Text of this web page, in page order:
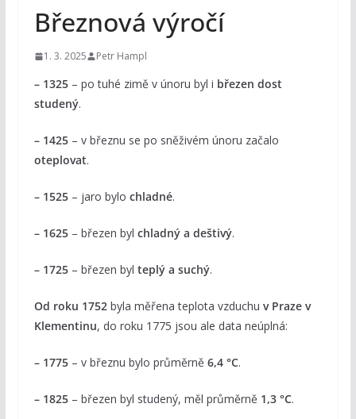
Březnová výročí
1. 3. 2025 Petr Hampl
– 1325– po tuhé zimě v únoru byl i březen dost
studený.
– 1425– v březnu se po sněživém únoru začalo
oteplovat.
– 1525– jaro bylo chladné.
– 1625– březen byl chladný a deštivý.
– 1725 – březen byl teplý a suchý.
Od roku 1752 byla měřena teplota vzduchu v Praze v
Klementinu, do roku 1775 jsou ale data neúplná:
– 1775 – v březnu bylo průměrně 6,4 °C.
– 1825– březen byl studený, měl průměrně 1,3 °C.